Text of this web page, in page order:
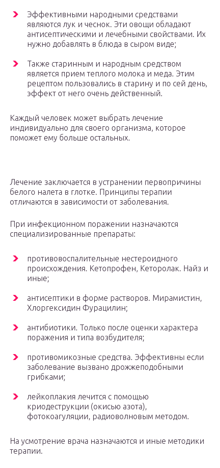
Эффективными народными средствами
являются лук и чеснок. Эти овощи обладают
антисептическими и лечебными свойствами. Их
нужно добавлять в блюда в сыром виде;
Также старинным и народным средством
является прием теплого молока и меда. Этим
рецептом пользовались в старину и по сей день,
эффект от него очень действенный.
Каждый человек может выбрать лечение
индивидуально для своего организма, которое
поможет ему больше остальных.
Лечение заключается в устранении первопричины
белого налета в глотке. Принципы терапии
отличаются в зависимости от заболевания.
При инфекционном поражении назначаются
специализированные препараты:
противовоспалительные нестероидного
происхождения. Кетопрофен, Кеторолак. Найз и
иные;
антисептики в форме растворов. Мирамистин,
Хлоргексидин Фурацилин;
антибиотики. Только после оценки характера
поражения и типа возбудителя;
противомикозные средства. Эффективны если
заболевание вызвано дрожжеподобными
грибками;
лейкоплакия лечится с помощью
криодеструкции (окисью азота),
фотокоагуляции, радиоволновым методом.
На усмотрение врача назначаются и иные методики
терапии.